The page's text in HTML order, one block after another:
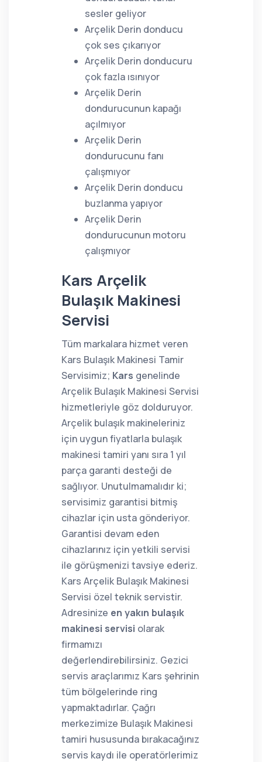
sesler geliyor
Arçelik Derin donducu
çok ses çıkarıyor
Arçelik Derin donducuru
çok fazla ısınıyor
Arçelik Derin
dondurucunun kapağı
açılmıyor
Arçelik Derin
dondurucunu fanı
çalışmıyor
Arçelik Derin donducu
buzlanma yapıyor
Arçelik Derin
dondurucunun motoru
çalışmıyor
Kars Arçelik
Bulaşık Makinesi
Servisi
Tüm markalara hizmet veren
Kars Bulaşık Makinesi Tamir
Servisimiz; Kars genelinde
Arçelik Bulaşık Makinesi Servisi
hizmetleriyle göz dolduruyor.
Arçelik bulaşık makineleriniz
için uygun fiyatlarla bulaşık
makinesi tamiri yanı sıra 1 yıl
parça garanti desteği de
sağlıyor. Unutulmamalıdır ki;
servisimiz garantisi bitmiş
cihazlar için usta gönderiyor.
Garantisi devam eden
cihazlarınız için yetkili servisi
ile görüşmenizi tavsiye ederiz.
Kars Arçelik Bulaşık Makinesi
Servisi özel teknik servistir.
Adresinize en yakın bulaşık
makinesi servisi olarak
firmamızı
değerlendirebilirsiniz. Gezici
servis araçlarımız Kars şehrinin
tüm bölgelerinde ring
yapmaktadırlar. Çağrı
merkezimize Bulaşık Makinesi
tamiri hususunda bırakacağınız
servis kaydı ile operatörlerimiz